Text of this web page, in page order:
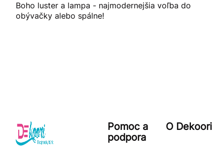
Boho luster a lampa - najmodernejšia voľba do
obývačky alebo spálne!
Pomoc a
podpora
O Dekoori